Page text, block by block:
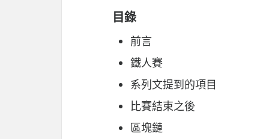
目錄
前言
鐵人賽
系列文提到的項目
比賽結束之後
區塊鏈